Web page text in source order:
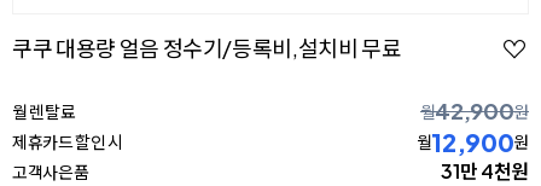
쿠쿠 대용량 얼음 정수기/등록비,설치비 무료
월 렌탈료 월42,900원
제휴카드 할인 시
월12,900원
고객사은품
31만 4천원